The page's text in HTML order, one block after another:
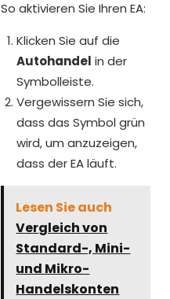
So aktivieren Sie Ihren EA:
Klicken Sie auf die
Autohandel in der
Symbolleiste.
Vergewissern Sie sich,
dass das Symbol grün
wird, um anzuzeigen,
dass der EA läuft.
Lesen Sie auch
Vergleich von
Standard-, Mini-
und Mikro-
Handelskonten